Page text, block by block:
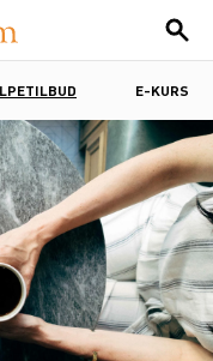
E-KURS